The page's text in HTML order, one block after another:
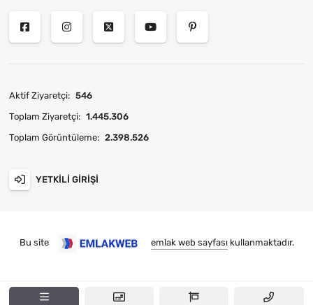
Aktif Ziyaretçi: 546
Toplam Ziyaretçi: 1.445.306
Toplam Görüntüleme: 2.398.526
YETKILI GIRIŞI
Bu site emlak web sayfasıkullanmaktadır.